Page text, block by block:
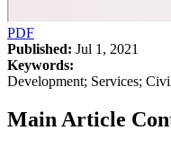
PDF
Published: Jul 1, 2021
Keywords:
Development; Services;
Main Article